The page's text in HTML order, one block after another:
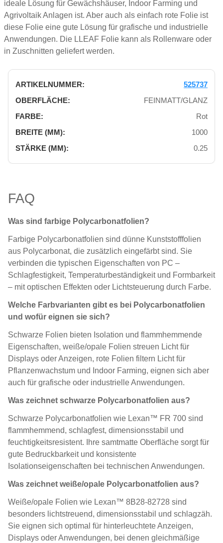
ideale Lösung für Gewächshäuser, Indoor Farming und
Agrivoltaik Anlagen ist. Aber auch als einfach rote Folie ist
diese Folie eine gute Lösung für grafische und industrielle
Anwendungen. Die LLEAF Folie kann als Rollenware oder
in Zuschnitten geliefert werden.
525737
FEINMATT/GLANZ
Rot
1000
0.25
FAQ
Was sind farbige Polycarbonatfolien?
Farbige Polycarbonatfolien sind dünne Kunststofffolien
aus Polycarbonat, die zusätzlich eingefärbt sind. Sie
verbinden die typischen Eigenschaften von PC –
Schlagfestigkeit, Temperaturbeständigkeit und Formbarkeit
– mit optischen Effekten oder Lichtsteuerung durch Farbe.
Welche Farbvarianten gibt es bei Polycarbonatfolien
und wofür eignen sie sich?
Schwarze Folien bieten Isolation und flammhemmende
Eigenschaften, weiße/opale Folien streuen Licht für
Displays oder Anzeigen, rote Folien filtern Licht für
Pflanzenwachstum und Indoor Farming, eignen sich aber
auch für grafische oder industrielle Anwendungen.
Was zeichnet schwarze Polycarbonatfolien aus?
Schwarze Polycarbonatfolien wie Lexan™ FR 700 sind
flammhemmend, schlagfest, dimensionsstabil und
feuchtigkeitsresistent. Ihre samtmatte Oberfläche sorgt für
gute Bedruckbarkeit und konsistente
Isolationseigenschaften bei technischen Anwendungen.
Was zeichnet weiße/opale Polycarbonatfolien aus?
Weiße/opale Folien wie Lexan™ 8B28-82728 sind
besonders lichtstreuend, dimensionsstabil und schlagzäh.
Sie eignen sich optimal für hinterleuchtete Anzeigen,
Displays oder Anwendungen, bei denen gleichmäßige